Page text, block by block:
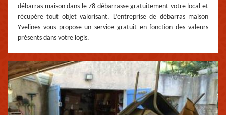
débarras maison dans le 78 débarrasse gratuitement votre local et
récupère tout objet valorisant. L’entreprise de débarras maison
Yvelines vous propose un service gratuit en fonction des valeurs
présents dans votre logis.